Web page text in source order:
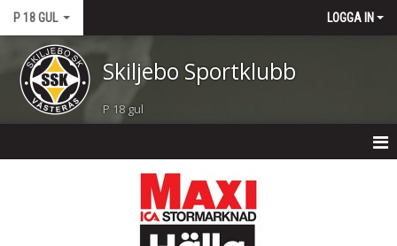
P 18 GUL LOGGA IN
Skiljebo Sportklubb
P 18 gul